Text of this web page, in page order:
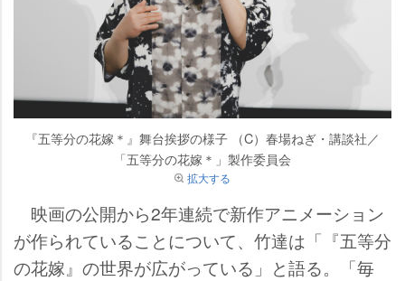
『五等分の花嫁＊』舞台挨拶の様子 （C）春場ねぎ・講談社／
「五等分の花嫁＊」製作委員会
拡大する
映画の公開から2年連続で新作アニメーション
が作られていることについて、竹達は「『五等分
の花嫁』の世界が広がっている」と語る。「毎